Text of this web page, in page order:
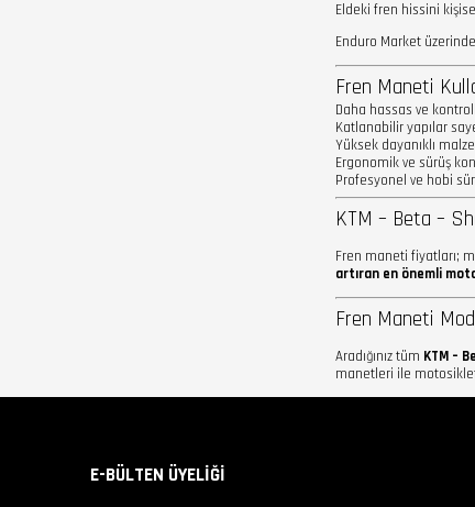
Eldeki fren hissini
Enduro Market
Fren Maneti
Daha hassas ve
Katlanabilir yapılar
Yüksek dayanıklı
Ergonomik ve sürüş
Profesyonel ve hobi
KTM – Beta –
Fren maneti fiyatları;
artıran en önemli
Fren Maneti
Aradığınız tüm KTM –
manetleri ile
E-BÜLTEN ÜYELİĞİ